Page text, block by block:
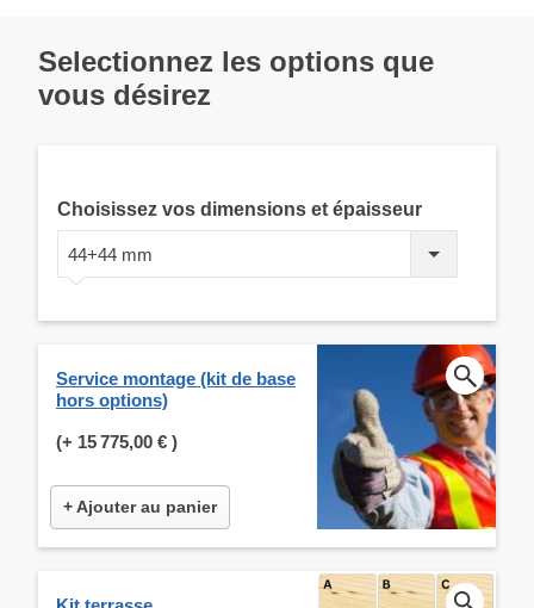
Selectionnez les options que
vous désirez
Choisissez vos dimensions et épaisseur
44+44 mm
Service montage (kit de base
hors options)
(+ 15 775,00 € )
+ Ajouter au panier